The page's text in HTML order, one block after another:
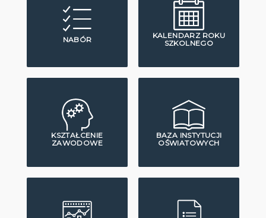
NABÓR
KALENDARZ ROKU
SZKOLNEGO
KSZTAŁCENIE
ZAWODOWE
BAZA INSTYTUCJI
OŚWIATOWYCH